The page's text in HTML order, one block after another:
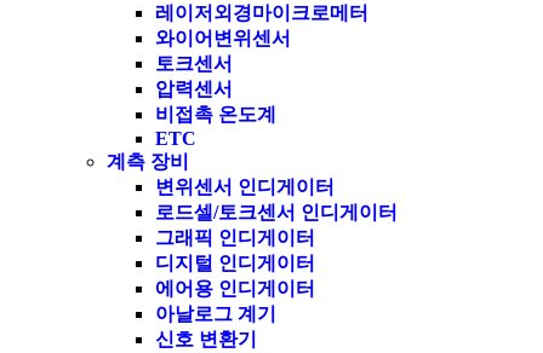
레이저외경마이크로메터
와이어변위센서
토크센서
압력센서
비접촉 온도계
ETC
계측 장비
변위센서 인디게이터
로드셀/토크센서 인디게이터
그래픽 인디게이터
디지털 인디게이터
에어용 인디게이터
아날로그 계기
신호 변환기